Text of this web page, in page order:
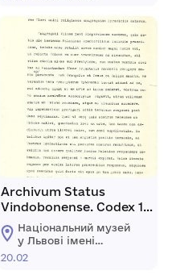
Archivum Status
Vindobonense. Codex 18,
fol. 196. (Exemplar
litterarum a civibus
Vilnensibus
Національний музей
у Львові імені
Андрея
20.02